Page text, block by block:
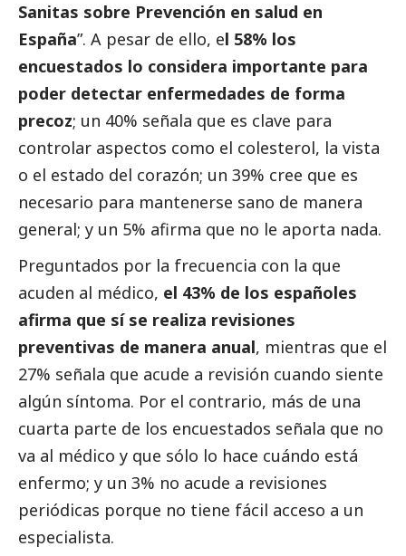
Sanitas sobre Prevención en salud en
España”. A pesar de ello, el 58% los
encuestados lo considera importante para
poder detectar enfermedades de forma
precoz; un 40% señala que es clave para
controlar aspectos como el colesterol, la vista
o el estado del corazón; un 39% cree que es
necesario para mantenerse sano de manera
general; y un 5% afirma que no le aporta nada.
Preguntados por la frecuencia con la que
acuden al médico, el 43% de los españoles
afirma que sí se realiza revisiones
preventivas de manera anual, mientras que el
27% señala que acude a revisión cuando siente
algún síntoma. Por el contrario, más de una
cuarta parte de los encuestados señala que no
va al médico y que sólo lo hace cuándo está
enfermo; y un 3% no acude a revisiones
periódicas porque no tiene fácil acceso a un
especialista.